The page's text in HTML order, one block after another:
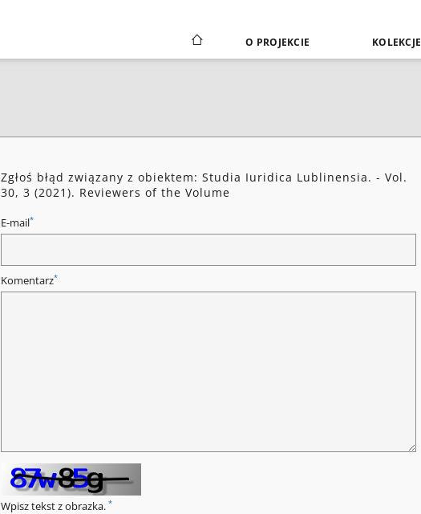
O PROJEKCIE KOLEKCJE
Zgłoś błąd związany z obiektem: Studia Iuridica Lublinensia. - Vol.
30, 3 (2021). Reviewers of the Volume
E-mail*
Komentarz*
Wpisz tekst z obrazka. *